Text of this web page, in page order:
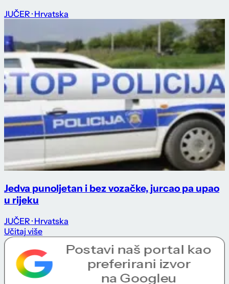
JUČER · Hrvatska
Jedva punoljetan i bez vozačke, jurcao pa upao
u rijeku
JUČER · Hrvatska
Učitaj više